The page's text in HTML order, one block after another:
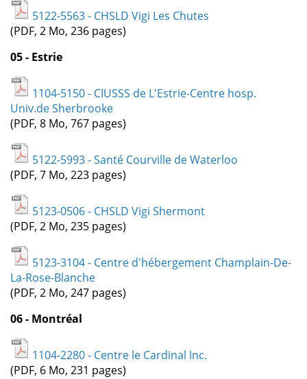
5122-5563 - CHSLD Vigi Les Chutes
(PDF, 2 Mo, 236 pages)
05 - Estrie
1104-5150 - CIUSSS de L'Estrie-Centre hosp.
Univ.de Sherbrooke
(PDF, 8 Mo, 767 pages)
5122-5993 - Santé Courville de Waterloo
(PDF, 7 Mo, 223 pages)
5123-0506 - CHSLD Vigi Shermont
(PDF, 2 Mo, 235 pages)
5123-3104 - Centre d'hébergement Champlain-De-
La-Rose-Blanche
(PDF, 2 Mo, 247 pages)
06 - Montréal
1104-2280 - Centre le Cardinal Inc.
(PDF, 6 Mo, 231 pages)